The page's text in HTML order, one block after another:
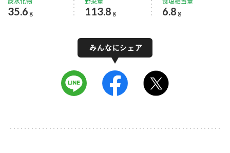
35.6 g 113.8 g 6.8 g